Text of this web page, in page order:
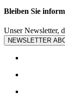
Bleiben Sie
Unser Newsletter,
NEWSLETTER